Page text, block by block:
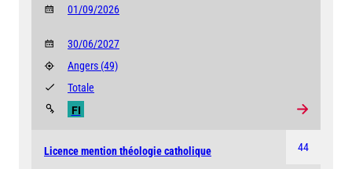
01/09/2026
30/06/2027
Angers (49)
FI
Totale
44
Licence mention théologie catholique